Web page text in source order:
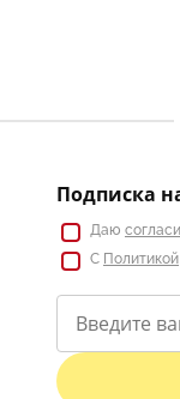
Подписка
Даю
С Политикой